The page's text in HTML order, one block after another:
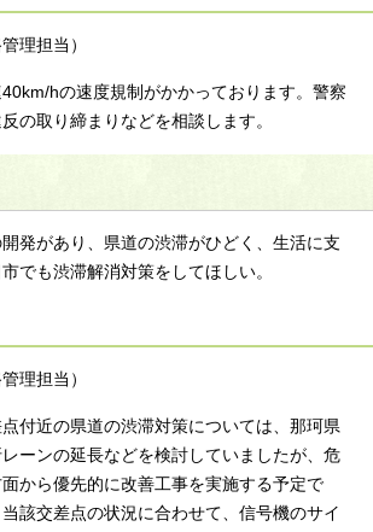
理担当）
hの速度規制がかかっております。警察
の取り締まりなどを相談します。
発があり、県道の渋滞がひどく、生活に支
でも渋滞解消対策をしてほしい。
理担当）
付近の県道の渋滞対策については、那珂県
ーンの延長などを検討していましたが、危
から優先的に改善工事を実施する予定で
該交差点の状況に合わせて、信号機のサイ